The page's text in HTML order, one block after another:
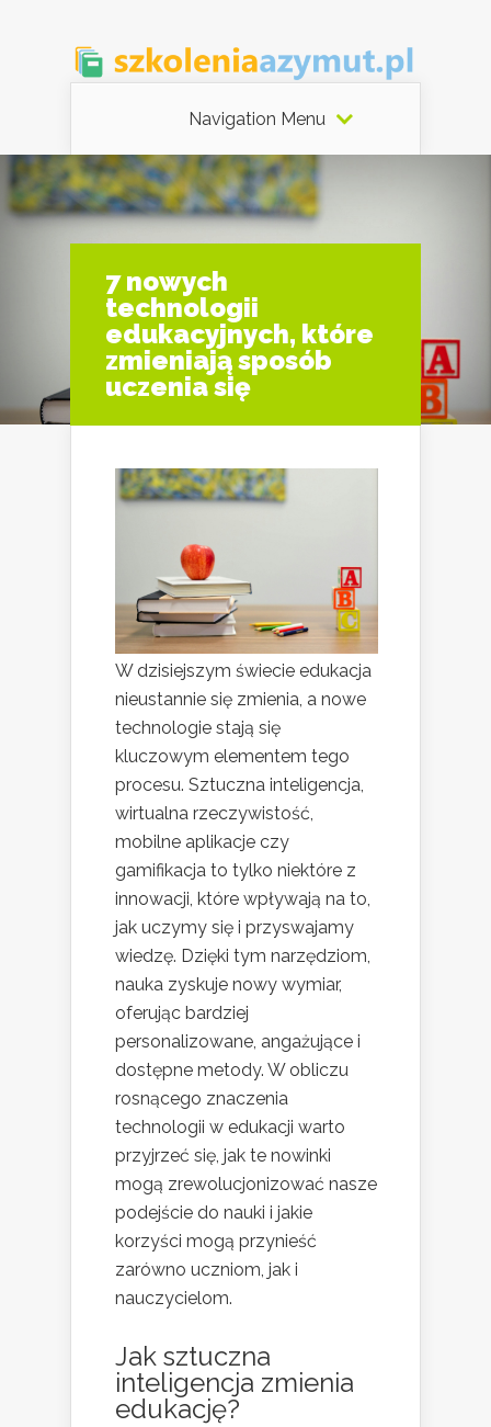
Navigation Menu
7 nowych
technologii
edukacyjnych, które
zmieniają sposób
uczenia się
W dzisiejszym świecie edukacja
nieustannie się zmienia, a nowe
technologie stają się
kluczowym elementem tego
procesu. Sztuczna inteligencja,
wirtualna rzeczywistość,
mobilne aplikacje czy
gamifikacja to tylko niektóre z
innowacji, które wpływają na to,
jak uczymy się i przyswajamy
wiedzę. Dzięki tym narzędziom,
nauka zyskuje nowy wymiar,
oferując bardziej
personalizowane, angażujące i
dostępne metody. W obliczu
rosnącego znaczenia
technologii w edukacji warto
przyjrzeć się, jak te nowinki
mogą zrewolucjonizować nasze
podejście do nauki i jakie
korzyści mogą przynieść
zarówno uczniom, jak i
nauczycielom.
Jak sztuczna
inteligencja zmienia
edukację?